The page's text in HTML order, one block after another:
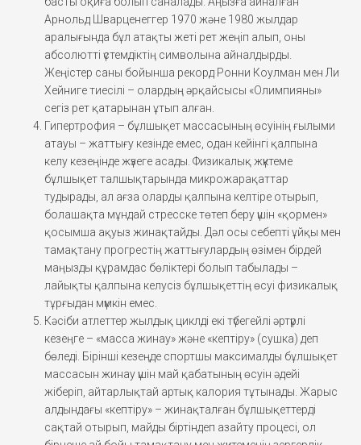
Арнольд Шварценеггер 1970 және 1980 жылдар
аралығында бұл атақты жеті рет жеңіп алып, оны
абсолютті үстемдіктің символына айналдырды.
Жеңістер саны бойынша рекорд Ронни Коулман мен Ли
Хейниге тиесілі – олардың әрқайсысы «Олимпияны»
сегіз рет қатарынан ұтып алған.
Гипертрофия – бұлшықет массасының өсуінің ғылыми
атауы – жаттығу кезінде емес, одан кейінгі қалпына
келу кезеңінде жүзеге асады. Физикалық жүктеме
бұлшықет талшықтарында микрожарақаттар
тудырады, ал ағза оларды қалпына келтіре отырып,
болашақта мұндай стресске төтеп беру үшін «қормен»
қосымша ақуыз жинақтайды. Дәл осы себепті ұйқы мен
тамақтану прогрестің жаттығулардың өзімен бірдей
маңызды құрамдас бөліктері болып табылады –
лайықты қалпына келусіз бұлшықеттің өсуі физикалық
тұрғыдан мүмкін емес.
Кәсіби атлеттер жылдық циклді екі түбегейлі әртүрлі
кезеңге – «масса жинау» және «кептіру» (сушка) деп
бөледі. Бірінші кезеңде спортшы максималды бұлшықет
массасын жинау үшін май қабатының өсуін әдейі
жіберіп, айтарлықтай артық калория тұтынады. Жарыс
алдындағы «кептіру» – жинақталған бұлшықеттерді
сақтай отырып, майды біртіндеп азайту процесі, ол